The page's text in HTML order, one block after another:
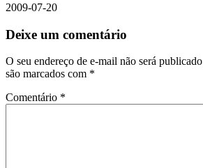
2009-07-20
Deixe um comentário
O seu endereço de e-mail não será
são marcados com *
Comentário *